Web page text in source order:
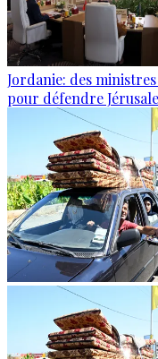
Jordanie: des
pour défendre